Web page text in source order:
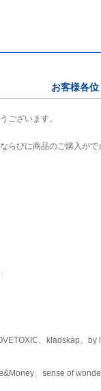
お客様各位
ございます。
らびに商品のご購入がで
、kladskap、
、sense of